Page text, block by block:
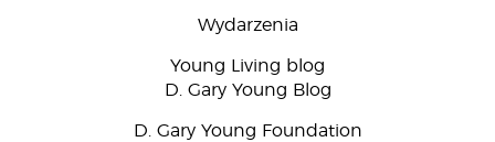
Wydarzenia
Young Living blog
D. Gary Young Blog
D. Gary Young Foundation